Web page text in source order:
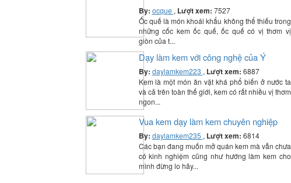
By: ocque , Lượt xem: 7527
Ốc quế là món khoái khẩu không thể thiếu trong
những cốc kem ốc quế, ốc quế có vị thơm vị
giòn của t...
Dạy làm kem với công nghệ của Ý
By: daylamkem223 , Lượt xem: 6887
Kem là một món ăn vặt khá phổ biến ở nước ta
và cả trên toàn thế giới, kem có rất nhiều vị thơm
ngon...
Vua kem dạy làm kem chuyên nghiệp
By: daylamkem235 , Lượt xem: 6814
Các bạn đang muốn mở quán kem mà vẫn chưa
có kinh nghiệm cũng như hướng làm kem cho
mình đừng lo hãy...